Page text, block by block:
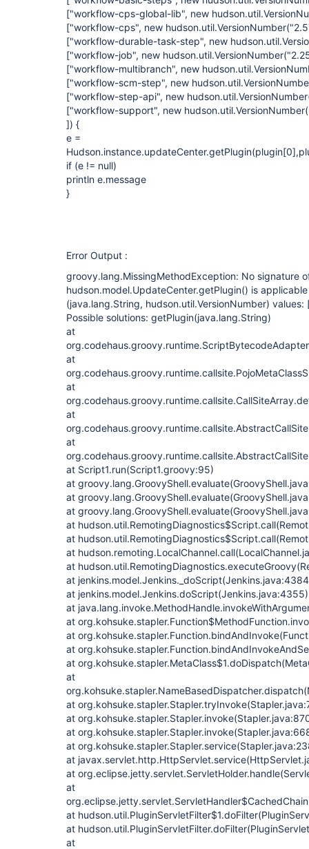
["workflow-cps-global-lib", new
["workflow-cps", new
["workflow-durable-task-step", new
["workflow-job", new
["workflow-multibranch", new
["workflow-scm-step", new
["workflow-step-api", new
["workflow-support", new
]) {
e =
Hudson.instance.updateCenter.getPlugin(plugin[0]
if (e != null)
println e.message
}
Error Output :
groovy.lang.MissingMethodException: No signature
hudson.model.UpdateCenter.getPlugin() is
(java.lang.String, hudson.util.VersionNumber) values:
Possible solutions: getPlugin(java.lang.String)
at
at
at
at
at
at Script1.run(Script1.groovy:95)
at
at
at
at
at
at
at
at
at jenkins.model.Jenkins.doScript(Jenkins.java:4355)
at
at
at
at
at
at
at
at
at
at
at
at
at
at
at
at